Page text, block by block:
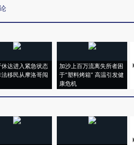
休达进入紧急状态
移民从摩洛哥闯
加沙上百万流离失所者困
于“塑料烤箱” 高温引发健
康危机